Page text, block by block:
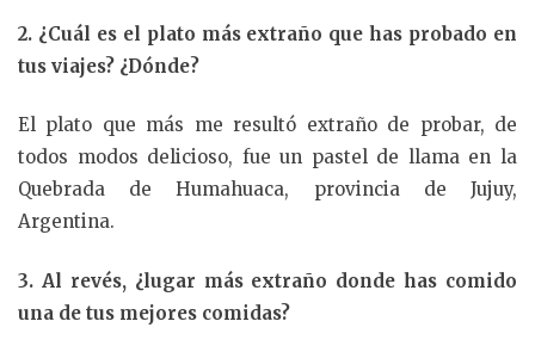
2. ¿Cuál es el plato más extraño que has probado en
tus viajes? ¿Dónde?
El plato que más me resultó extraño de probar, de
todos modos delicioso, fue un pastel de llama en la
Quebrada de Humahuaca, provincia de Jujuy,
Argentina.
3. Al revés, ¿lugar más extraño donde has comido
una de tus mejores comidas?